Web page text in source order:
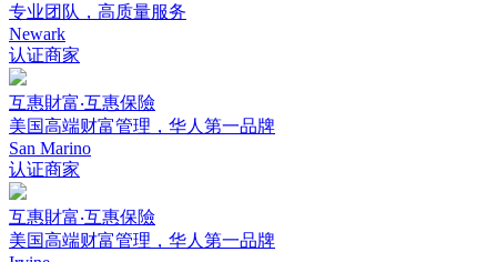
专业团队，高质量服务
Newark
认证商家
互惠財富‧互惠保險
美国高端财富管理，华人第一品牌
San Marino
认证商家
互惠財富‧互惠保險
美国高端财富管理，华人第一品牌